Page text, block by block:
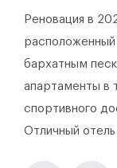
Реновация в
бархатным
апартаменты в
спортивного
Отличный